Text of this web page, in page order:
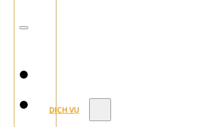
DỊCH VỤ